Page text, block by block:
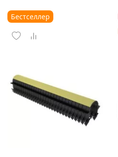
Бестселлер